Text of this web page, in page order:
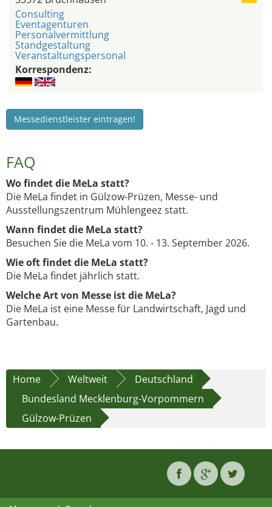
Consulting
Eventagenturen
Personalvermittlung
Standgestaltung
Veranstaltungspersonal
Korrespondenz:
Messedienstleister eintragen!
FAQ
Wo findet die MeLa statt?
Die MeLa findet in Gülzow-Prüzen, Messe- und
Ausstellungszentrum Mühlengeez statt.
Wann findet die MeLa statt?
Besuchen Sie die MeLa vom 10. - 13. September 2026.
Wie oft findet die MeLa statt?
Die MeLa findet jährlich statt.
Welche Art von Messe ist die MeLa?
Die MeLa ist eine Messe für Landwirtschaft, Jagd und
Gartenbau.
Home Weltweit
Deutschland
Bundesland Mecklenburg-Vorpommern
Gülzow-Prüzen